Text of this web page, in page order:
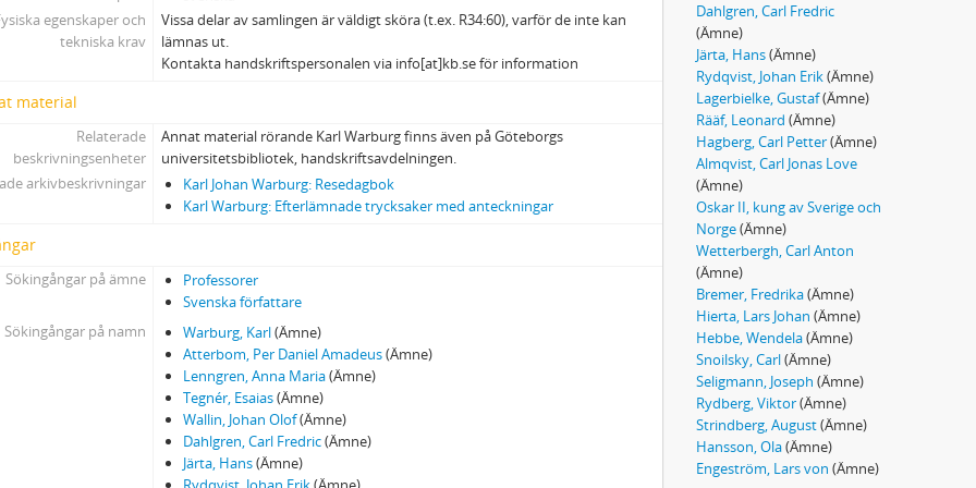
21-26 - Strindbergiana
27-29 - Breve fra Sverrig til Rasmus Nyerup, 1-3
Diverse brevasvskrifter och excerpter
34 - Brevförteckningar och brevhänvisningar
Diverse litteraturhistoriska anteckningar
39-50 - Diverse bibliografiskt-litteraturhistoriska anteckningar
51 - Markalls sömnlösa nätter. I
53 - [Hänvisningar till uppsatser i konst i tidskrifter m.m.]
54-56 - [Konsthistoriska notiser ur Tessins Åkerö-dagbok , 1-3]
57 - [Förteckning på porträtt m.m.]
58 - [Diverse brevutdrag och brevförteckningar]
59 - [2 anteckningsböcker med diverse brevutdrag]
61 - [Petrus Lagerlöf m.m.]
Föreläsningar i litteratur- och konsthistoria
142 - Hedlundsanteckningar
egenskaper och
tekniska krav
Vissa delar av samlingen är väldigt sköra (t.ex. R34:60), varför de inte kan
lämnas ut.
Kontakta handskriftspersonalen via info[at]kb.se för information
material
Relaterade
beskrivningsenheter
Annat material rörande Karl Warburg finns även på Göteborgs
universitetsbibliotek, handskriftsavdelningen.
arkivbeskrivningar
Karl Johan Warburg: Resedagbok
Karl Warburg: Efterlämnade trycksaker med anteckningar
Sökingångar på ämne
Professorer
Svenska författare
Sökingångar på namn
Warburg, Karl(Ämne)
Atterbom, Per Daniel Amadeus(Ämne)
Lenngren, Anna Maria(Ämne)
Tegnér, Esaias(Ämne)
Wallin, Johan Olof(Ämne)
Dahlgren, Carl Fredric(Ämne)
Järta, Hans(Ämne)
Dahlgren, Carl Fredric
(Ämne)
Järta, Hans(Ämne)
Rydqvist, Johan Erik(Ämne)
Lagerbielke, Gustaf(Ämne)
Rääf, Leonard (Ämne)
Hagberg, Carl Petter(Ämne)
Almqvist, Carl Jonas Love
(Ämne)
Oskar II, kung av Sverige och
Norge(Ämne)
Wetterbergh, Carl Anton
(Ämne)
Bremer, Fredrika(Ämne)
Hierta, Lars Johan (Ämne)
Hebbe, Wendela(Ämne)
Snoilsky, Carl(Ämne)
Seligmann, Joseph (Ämne)
Rydberg, Viktor(Ämne)
Strindberg, August(Ämne)
Hansson, Ola(Ämne)
Engeström, Lars von (Ämne)